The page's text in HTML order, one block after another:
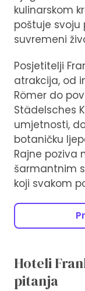
kulinarskom
poštuje svoju
suvremeni
Posjetitelji
atrakcija, od
Römer do
Städelsches
umjetnosti,
botaničku
Rajne poziva
šarmantnim
koji svakom
Hoteli
pitanja